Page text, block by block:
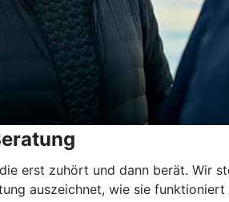
erst zuhört und dann berät. Wir
auszeichnet, wie sie